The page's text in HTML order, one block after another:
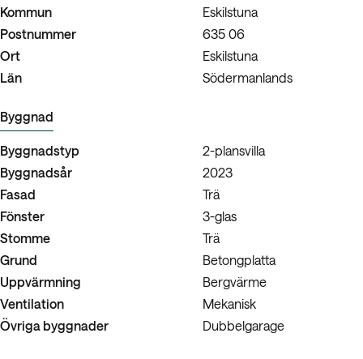
Kommun
Eskilstuna
Postnummer
635 06
Ort
Eskilstuna
Län
Södermanlands
Byggnad
Byggnadstyp
2-plansvilla
Byggnadsår
2023
Fasad
Trä
Fönster
3-glas
Stomme
Trä
Grund
Betongplatta
Uppvärmning
Bergvärme
Ventilation
Mekanisk
Övriga byggnader
Dubbelgarage